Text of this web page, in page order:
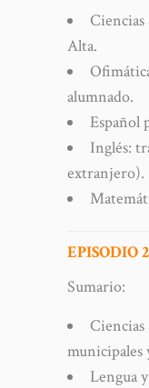
Ciencias
Alta.
alumnado.
Español
Inglés:
extranjero).
EPISODIO
Sumario:
Ciencias
municipales
Lengua